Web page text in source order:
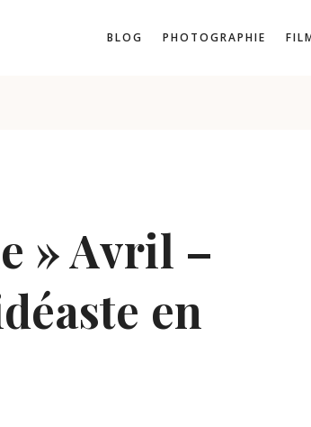
BLOG PHOTOGRAPHIE
» Avril –
en